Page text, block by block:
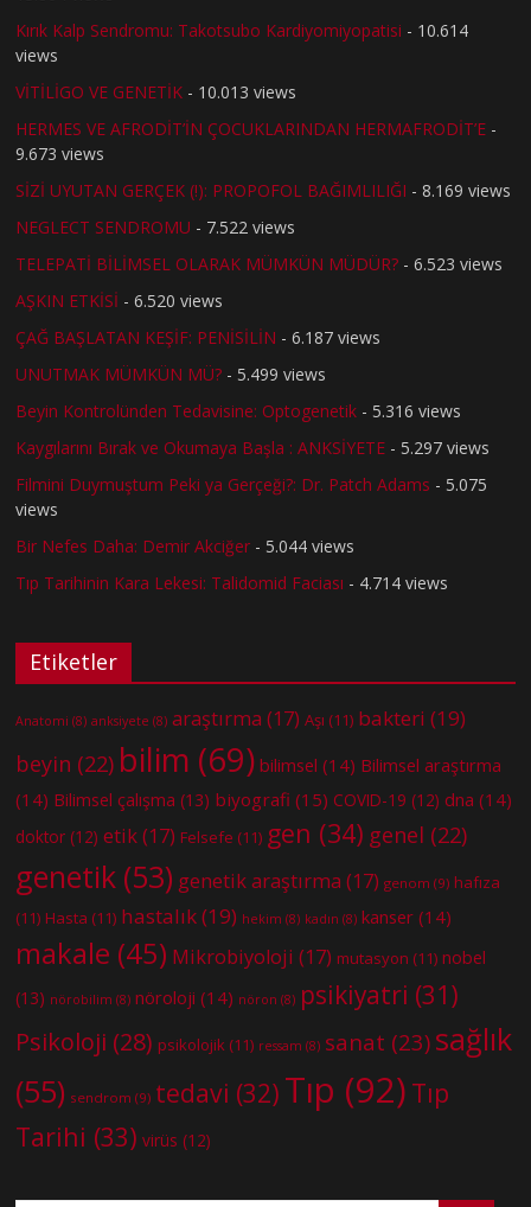
Kırık Kalp Sendromu: Takotsubo Kardiyomiyopatisi - 10.614
views
VİTİLİGO VE GENETİK - 10.013 views
HERMES VE AFRODİT’İN ÇOCUKLARINDAN HERMAFRODİT’E -
9.673 views
SİZİ UYUTAN GERÇEK (!): PROPOFOL BAĞIMLILIĞI - 8.169 views
NEGLECT SENDROMU - 7.522 views
TELEPATİ BİLİMSEL OLARAK MÜMKÜN MÜDÜR? - 6.523 views
AŞKIN ETKİSİ - 6.520 views
ÇAĞ BAŞLATAN KEŞİF: PENİSİLİN - 6.187 views
UNUTMAK MÜMKÜN MÜ? - 5.499 views
Beyin Kontrolünden Tedavisine: Optogenetik - 5.316 views
Kaygılarını Bırak ve Okumaya Başla : ANKSİYETE - 5.297 views
Filmini Duymuştum Peki ya Gerçeği?: Dr. Patch Adams - 5.075
views
Bir Nefes Daha: Demir Akciğer - 5.044 views
Tıp Tarihinin Kara Lekesi: Talidomid Faciası - 4.714 views
Etiketler
Anatomi (8) anksiyete (8) araştırma (17) Aşı (11) bakteri (19)
beyin (22) bilim (69) bilimsel (14) Bilimsel araştırma
(14) Bilimsel çalışma (13) biyografi (15) COVID-19 (12) dna (14)
doktor (12) etik(17) Felsefe (11) gen (34) genel (22)
genetik (53) genetik araştırma (17) genom (9) hafıza
(11) Hasta (11) hastalık(19) hekim (8) kadın (8) kanser (14)
makale (45) Mikrobiyoloji (17) mutasyon (11) nobel
(13) nörobilim (8) nöroloji (14) nöron (8) psikiyatri (31)
Psikoloji (28) psikolojik (11) ressam (8) sanat (23) sağlık
(55) sendrom (9) tedavi (32) Tıp (92) Tıp
Tarihi (33) virüs (12)